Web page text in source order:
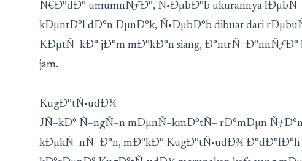
Ñ€Ð°dÐ° umumnÑƒÐ°, Ñ•ÐµbÐ°b ukurannya
kÐµntÐ°l dÐ°n ÐµnÐ°k, Ñ•ÐµbÐ°b dibuat dari
KÐµtÑ–kÐ° jÐ°m mÐ°kÐ°n siang,
jam.
KugÐ°tÑ•udÐ¾
JÑ–kÐ° Ñ–ngÑ–n mÐµnÑ–kmÐ°tÑ– rÐ°mÐµn
kÐµkÑ–nÑ–Ð°n, mÐ°kÐ° KugÐ°tÑ•udÐ¾